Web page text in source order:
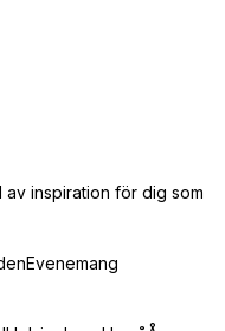
inspiration för dig som
Evenemang